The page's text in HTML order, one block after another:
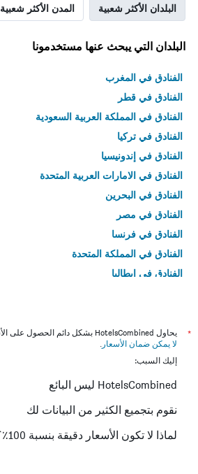
البلدان الأكثر شعبية المدن الأكثر شعبية
البلدان التي يبحث عنها مستخدمونا
الفنادق في المغرب
الفنادق في قطر
الفنادق في المملكة العربية السعودية
الفنادق في تركيا
الفنادق في إندونيسيا
الفنادق في الامارات العربية المتحدة
الفنادق في البحرين
الفنادق في مصر
الفنادق في فرنسا
الفنادق في المملكة المتحدة
الفنادق في إيطاليا
*
يحاول HotelsCombined بشكل دائم الحصول على الأسعار الدقيقة، ولكن
لا يمكن ضمان الأسعار .
إليك السبب:
HotelsCombined ليس البائع
نقوم بتجميع الكثير من البيانات لك
لماذا لا تكون الأسعار دقيقة بنسبة 100٪؟